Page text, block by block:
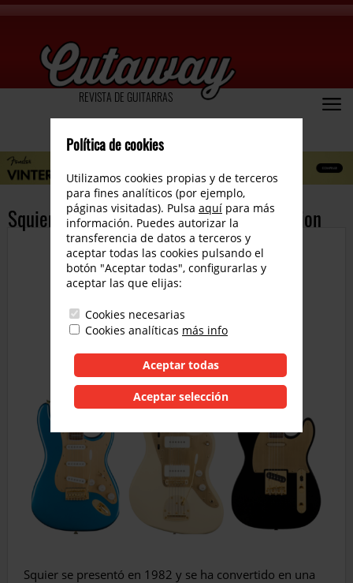
REVISTA DE GUITARRAS
Squier lanza la 40th Anniversary Collection
Squier se presentó en 1982 y se ha convertido en una
Política de cookies
Utilizamos cookies propias y de terceros
para fines analíticos (por ejemplo,
páginas visitadas). Pulsa aquí para más
información. Puedes autorizar la
transferencia de datos a terceros y
aceptar todas las cookies pulsando el
botón "Aceptar todas", configurarlas y
aceptar las que elijas:
Cookies necesarias
Cookies analíticas más info
Aceptar todas
Aceptar selección